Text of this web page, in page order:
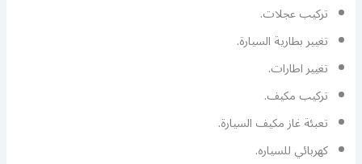
تركيب عجلات.
تغيير بطارية السيارة.
تغيير اطارات.
تركيب مكيف.
تعبئة غاز مكيف السيارة.
كهربائي للسياره.